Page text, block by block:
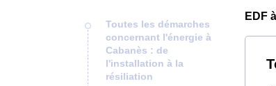
Toutes les démarches
concernant l'énergie à
Cabanès : de
l'installation à la
résiliation
EDF